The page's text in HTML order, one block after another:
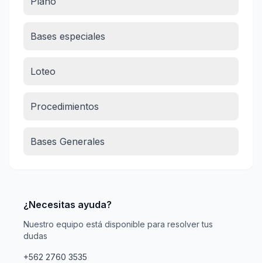
Bases especiales
Loteo
Procedimientos
Bases Generales
¿Necesitas ayuda?
Nuestro equipo está disponible para resolver tus
dudas
+562 2760 3535